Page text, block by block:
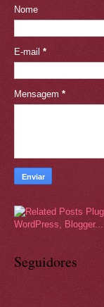
Nome
E-mail *
Mensagem *
Seguidores